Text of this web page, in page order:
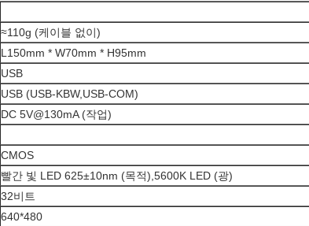
≈110g (케이블 없이)
L150mm * W70mm * H95mm
USB
USB (USB-KBW,USB-COM)
DC 5V@130mA (작업)
CMOS
빨간 빛 LED 625±10nm (목적),5600K LED (광)
32비트
640*480